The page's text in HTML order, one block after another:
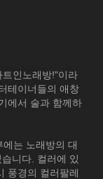
인노래방!"이라
테이너들의 애창
에서 술과 함께하
는 노래방의 대
니다. 컬러에 있
풍경의 컬러팔레